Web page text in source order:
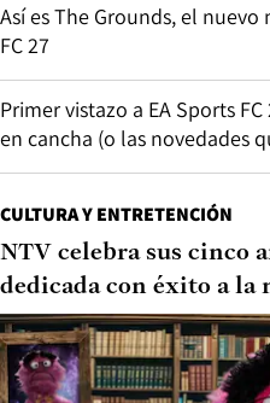
Así es The Grounds, el
FC 27
Primer vistazo a EA Sports
en cancha (o las novedades
CULTURA Y ENTRETENCIÓN
NTV celebra sus cinco
dedicada con éxito a la